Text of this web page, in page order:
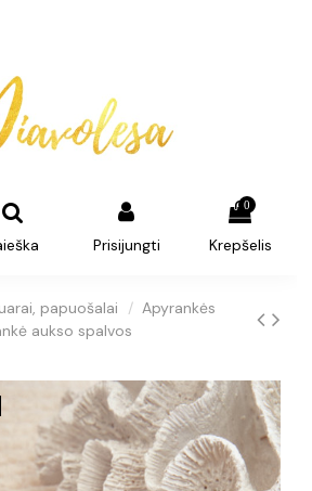
Prisijungti
0
Krepšelis
papuošalai
Apyrankės
aukso spalvos